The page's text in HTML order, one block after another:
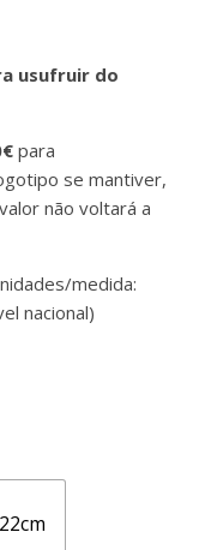
usufruir do
para
se mantiver,
não voltará a
medida:
nacional)
22cm